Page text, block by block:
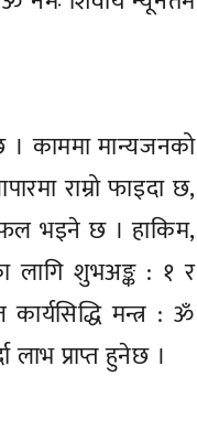
। काममा मान्यजनको
राम्रो फाइदा छ,
भइने छ । हाकिम,
लागि शुभअङ्क : १ र
मन्त्र : ॐ
प्राप्त हुनेछ ।